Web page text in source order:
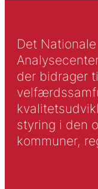
Det
der bidrager
styring i den
kommuner,